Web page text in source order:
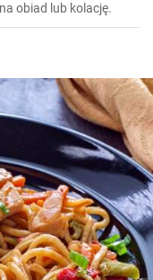
obiad lub kolację.